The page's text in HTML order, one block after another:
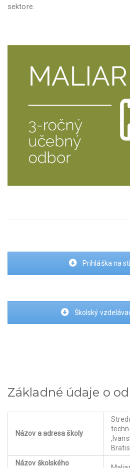
sektore.
Prihláška na
Školský
Základné údaje o
Názov a adresa školy
Názov školského